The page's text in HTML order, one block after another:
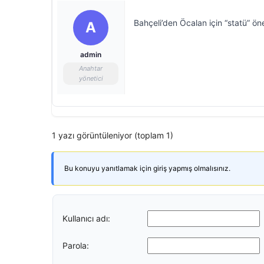
A
admin
Anahtar
yönetici
Bahçeli’den Öcalan için “statü”
1 yazı görüntüleniyor (toplam 1)
Bu konuyu yanıtlamak için giriş yapmış olmalısınız.
Kullanıcı adı:
Parola: